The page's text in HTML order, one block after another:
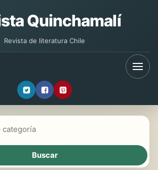
Quinchamalí
Revista de literatura Chile